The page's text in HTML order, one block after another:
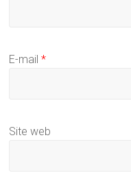
E-mail*
Site web